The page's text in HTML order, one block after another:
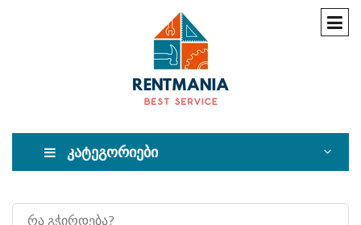
კატეგორიები